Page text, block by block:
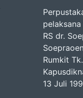
RS dr.
Rumkit
13 Juli